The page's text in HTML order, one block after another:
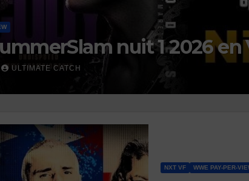
Night’s Main
VO – Version 1080P HD
ULTIMATE CATCH
NXT VF WWE PAY-PER-